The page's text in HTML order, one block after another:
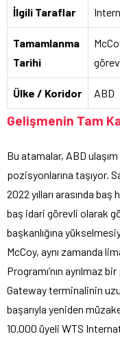
İlgili Taraflar
Tamamlanma
Tarihi
görev
Ülke / Koridor ABD
Gelişmenin Tam
Bu atamalar, ABD
pozisyonlarına taşıyor.
2022 yılları arasında
baş idari görevli olarak
başkanlığına
McCoy, aynı zamanda
Programı’nın ayrılmaz
Gateway terminalinin
başarıyla yeniden
10.000 üyeli WTS